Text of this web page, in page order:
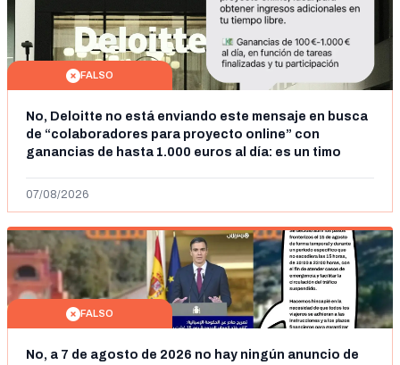
FALSO
No, Deloitte no está enviando este mensaje en busca
de “colaboradores para proyecto online” con
ganancias de hasta 1.000 euros al día: es un timo
07/08/2026
FALSO
No, a 7 de agosto de 2026 no hay ningún anuncio de